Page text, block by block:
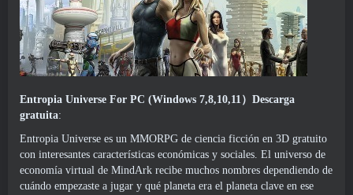
Entropia Universe For PC (Windows 7,8,10,11）Descarga
gratuita:
Entropia Universe es un MMORPG de ciencia ficción en 3D gratuito
con interesantes características económicas y sociales. El universo de
economía virtual de MindArk recibe muchos nombres dependiendo de
cuándo empezaste a jugar y qué planeta era el planeta clave en ese